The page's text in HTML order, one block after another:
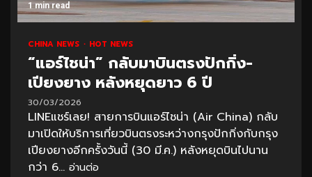
1 min read
CHINA NEWS HOT NEWS
“แอร์ไชน่า” กลับมาบินตรงปักกิ่ง-
เปียงยาง หลังหยุดยาว 6 ปี
30/03/2026
LINEแชร์เลย! สายการบินแอร์ไชน่า (Air China) กลับ
มาเปิดให้บริการเที่ยวบินตรงระหว่างกรุงปักกิ่งกับกรุง
เปียงยางอีกครั้งวันนี้ (30 มี.ค.) หลังหยุดบินไปนาน
กว่า 6... อ่านต่อ